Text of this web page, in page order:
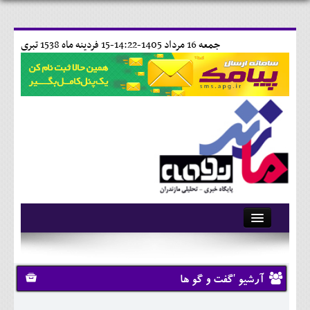
15 فردينه ماه 1538 تبری جمعه 16 مرداد 1405-14:22-
آرشیو
تماس با ما
وبلاگ
آرشیو 'گفت و گو ها